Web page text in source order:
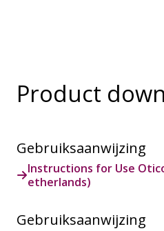
Product
Gebruiksaanwijzing
Instructions for Use
etherlands)
Gebruiksaanwijzing